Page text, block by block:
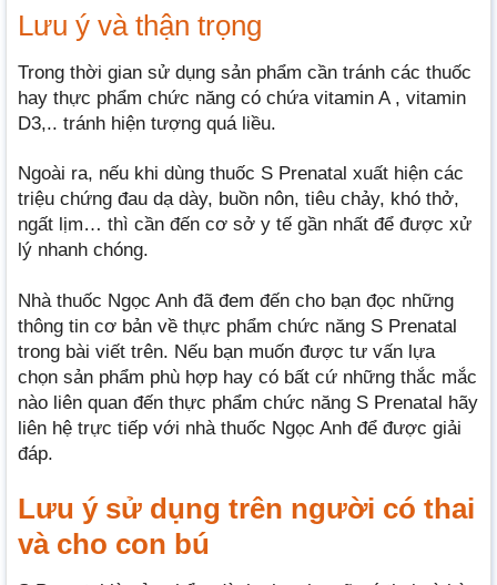
Lưu ý và thận trọng
Trong thời gian sử dụng sản phẩm cần tránh các thuốc
hay thực phẩm chức năng có chứa vitamin A , vitamin
D3,.. tránh hiện tượng quá liều.
Ngoài ra, nếu khi dùng thuốc S Prenatal xuất hiện các
triệu chứng đau dạ dày, buồn nôn, tiêu chảy, khó thở,
ngất lịm… thì cần đến cơ sở y tế gần nhất để được xử
lý nhanh chóng.
Nhà thuốc Ngọc Anh đã đem đến cho bạn đọc những
thông tin cơ bản về thực phẩm chức năng S Prenatal
trong bài viết trên. Nếu bạn muốn được tư vấn lựa
chọn sản phẩm phù hợp hay có bất cứ những thắc mắc
nào liên quan đến thực phẩm chức năng S Prenatal hãy
liên hệ trực tiếp với nhà thuốc Ngọc Anh để được giải
đáp.
Lưu ý sử dụng trên người có thai
và cho con bú